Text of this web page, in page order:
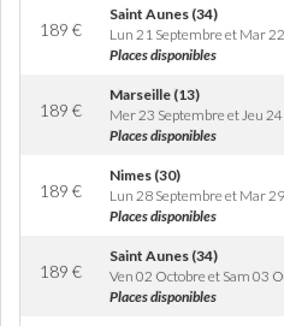
189 €
Saint Aunes (34)
Lun 21 Septembre et Mar
Places disponibles
189 €
Marseille (13)
Mer 23 Septembre et Jeu
Places disponibles
189 €
Nimes (30)
Lun 28 Septembre et Mar
Places disponibles
189 €
Saint Aunes (34)
Ven 02 Octobre et Sam 03
Places disponibles